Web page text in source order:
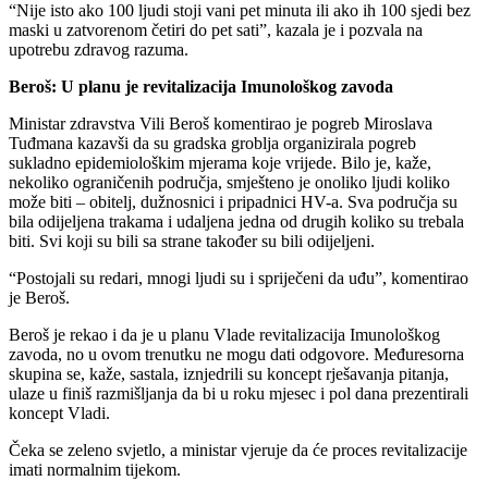
“Nije isto ako 100 ljudi stoji vani pet minuta ili ako ih 100 sjedi bez
maski u zatvorenom četiri do pet sati”, kazala je i pozvala na
upotrebu zdravog razuma.
Beroš: U planu je revitalizacija Imunološkog zavoda
Ministar zdravstva Vili Beroš komentirao je pogreb Miroslava
Tuđmana kazavši da su gradska groblja organizirala pogreb
sukladno epidemiološkim mjerama koje vrijede. Bilo je, kaže,
nekoliko ograničenih područja, smješteno je onoliko ljudi koliko
može biti – obitelj, dužnosnici i pripadnici HV-a. Sva područja su
bila odijeljena trakama i udaljena jedna od drugih koliko su trebala
biti. Svi koji su bili sa strane također su bili odijeljeni.
“Postojali su redari, mnogi ljudi su i spriječeni da uđu”, komentirao
je Beroš.
Beroš je rekao i da je u planu Vlade revitalizacija Imunološkog
zavoda, no u ovom trenutku ne mogu dati odgovore. Međuresorna
skupina se, kaže, sastala, iznjedrili su koncept rješavanja pitanja,
ulaze u finiš razmišljanja da bi u roku mjesec i pol dana prezentirali
koncept Vladi.
Čeka se zeleno svjetlo, a ministar vjeruje da će proces revitalizacije
imati normalnim tijekom.